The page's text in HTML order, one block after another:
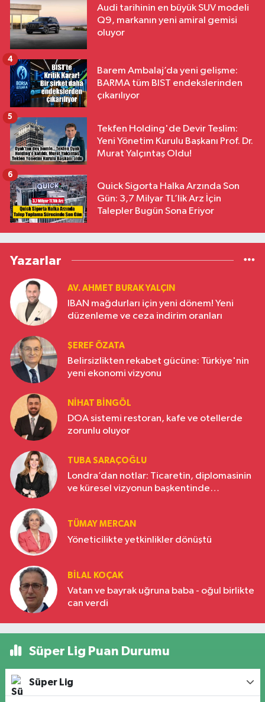
Audi tarihinin en büyük SUV modeli
Q9, markanın yeni amiral gemisi
oluyor
Barem Ambalaj’da yeni gelişme:
BARMA tüm BIST endekslerinden
çıkarılıyor
4
Tekfen Holding'de Devir Teslim:
Yeni Yönetim Kurulu Başkanı Prof. Dr.
Murat Yalçıntaş Oldu!
5
Quick Sigorta Halka Arzında Son
Gün: 3,7 Milyar TL’lik Arz İçin
Talepler Bugün Sona Eriyor
6
Yazarlar
AV. AHMET BURAK YALÇIN
IBAN mağdurları için yeni dönem! Yeni
düzenleme ve ceza indirim oranları
ŞEREF ÖZATA
Belirsizlikten rekabet gücüne: Türkiye'nin
yeni ekonomi vizyonu
NIHAT BINGÖL
DOA sistemi restoran, kafe ve otellerde
zorunlu oluyor
TUBA SARAÇOĞLU
Londra’dan notlar: Ticaretin, diplomasinin
ve küresel vizyonun başkentinde
TÜMAY MERCAN
Yöneticilikte yetkinlikler dönüştü
BILAL KOÇAK
Vatan ve bayrak uğruna baba - oğul birlikte
can verdi
Süper Lig Puan Durumu
Süper Lig